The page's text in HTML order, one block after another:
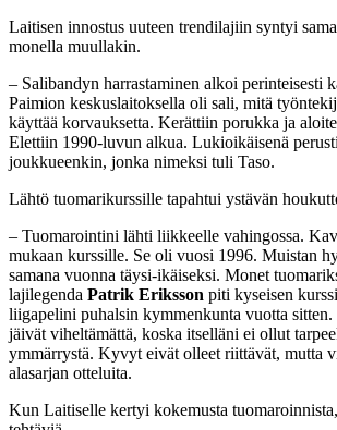
Laitisen innostus uuteen trendilajiin syntyi
monella muullakin.
– Salibandyn harrastaminen alkoi perinteisesti
Paimion keskuslaitoksella oli sali, mitä
käyttää korvauksetta. Kerättiin porukka ja
Elettiin 1990-luvun alkua. Lukioikäisenä
joukkueenkin, jonka nimeksi tuli Taso.
Lähtö tuomarikurssille tapahtui ystävän
– Tuomarointini lähti liikkeelle vahingossa.
mukaan kurssille. Se oli vuosi 1996. Muistan
samana vuonna täysi-ikäiseksi. Monet
lajilegenda Patrik Eriksson piti kyseisen
liigapelini puhalsin kymmenkunta vuotta
jäivät viheltämättä, koska itselläni ei ollut
ymmärrystä. Kyvyt eivät olleet riittävät, mutta
alasarjan otteluita.
Kun Laitiselle kertyi kokemusta